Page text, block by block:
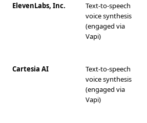
ElevenLabs, Inc.
Text-to-speech
voice synthesis
(engaged via
Vapi)
Cartesia AI
Text-to-speech
voice synthesis
(engaged via
Vapi)